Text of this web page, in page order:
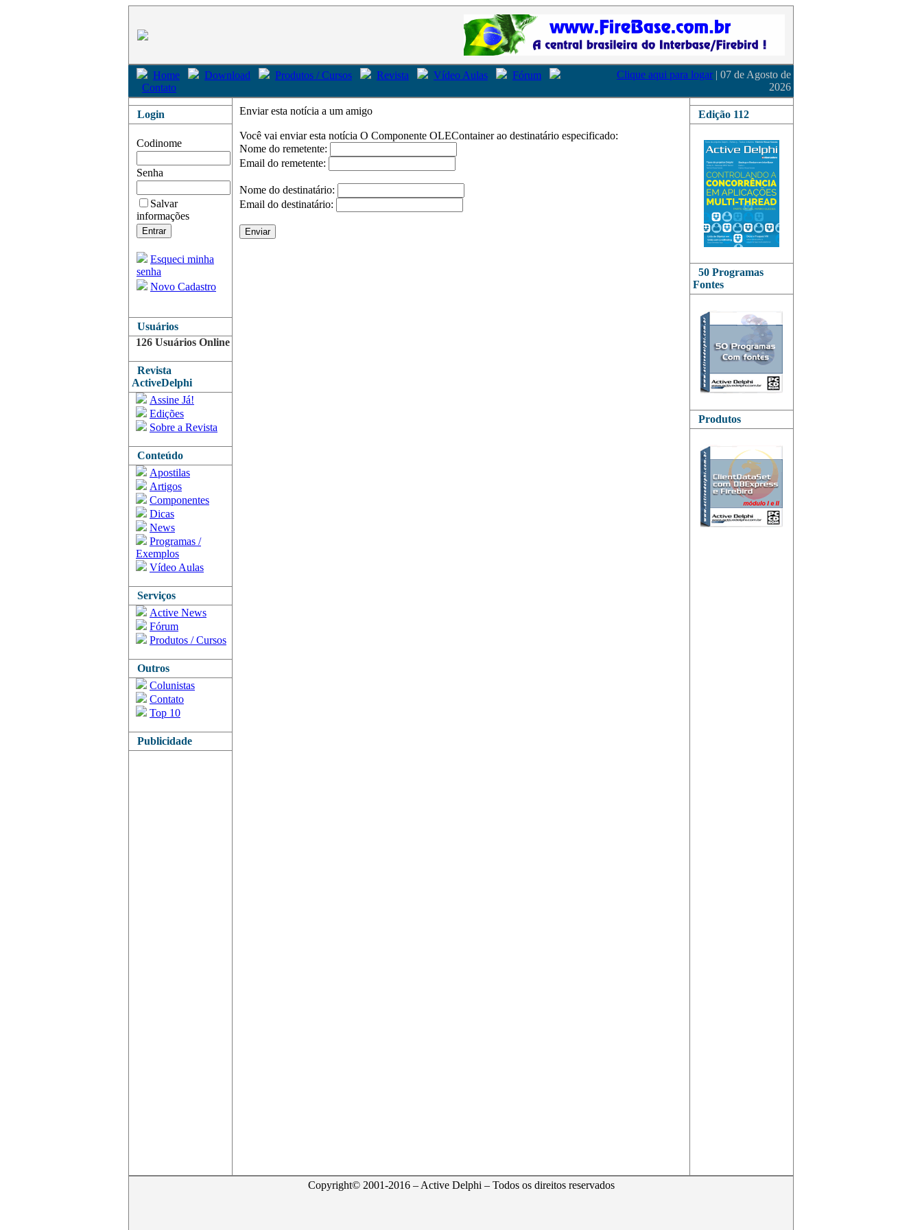
Home Download Produtos / Cursos Revista Vídeo Aulas
Fórum
Contato
Clique aqui para logar | 07 de Agosto de
2026
Login
Codinome
Senha
Salvar
informações
Esqueci minha
senha
Novo Cadastro
Usuários
126 Usuários Online
Revista
ActiveDelphi
Assine Já!
Edições
Sobre a Revista
Conteúdo
Apostilas
Artigos
Componentes
Dicas
News
Programas /
Exemplos
Vídeo Aulas
Serviços
Active News
Fórum
Produtos / Cursos
Outros
Colunistas
Contato
Top 10
Publicidade
Enviar esta notícia a um amigo
Você vai enviar esta notícia O Componente OLEContainerao destinatário especificado:
Nome do remetente:
Email do remetente:
Nome do destinatário:
Email do destinatário:
Edição 112
50 Programas
Fontes
Produtos
Copyright© 2001-2016 – Active Delphi – Todos os direitos reservados